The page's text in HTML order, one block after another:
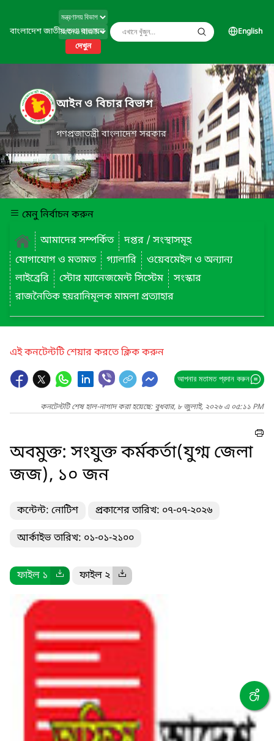
বাংলাদেশ জাতীয় তথ্য বাতায়ন
দেখুন
English
আইন ও বিচার বিভাগ
গণপ্রজাতন্ত্রী বাংলাদেশ সরকার
মেনু নির্বাচন করুন
আমাদের সম্পর্কিত
দপ্তর / সংস্থাসমূহ
যোগাযোগ ও মতামত
গ্যালারি
ওয়েবমেইল ও অন্যান্য
লাইব্রেরি
স্টোর ম্যানেজমেন্ট সিস্টেম
সংস্কার
রাজনৈতিক হয়রানিমূলক মামলা প্রত্যাহার
এই কনটেন্টটি শেয়ার করতে ক্লিক করুন
আপনার মতামত প্রদান করুন
কনটেন্টটি শেষ হাল-নাগাদ করা হয়েছে: বুধবার, ৮ জুলাই, ২০২৬ এ ০৫:১১ PM
অবমুক্ত: সংযুক্ত কর্মকর্তা(যুগ্ম জেলা
জজ), ১০ জন
কন্টেন্ট: নোটিশ প্রকাশের তারিখ: ০৭-০৭-২০২৬
আর্কাইভ তারিখ: ০১-০১-২১০০
ফাইল ১ ফাইল ২